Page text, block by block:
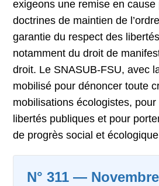
exigeons une remise en cause
doctrines de maintien de
garantie du respect des
notamment du droit de
droit. Le SNASUB-FSU, avec
mobilisé pour dénoncer toute
mobilisations écologistes,
libertés publiques et pour
de progrès social et
N° 311 —